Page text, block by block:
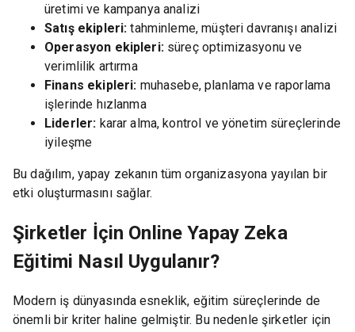
üretimi ve kampanya analizi
Satış ekipleri:tahminleme, müşteri davranışı analizi
Operasyon ekipleri:süreç optimizasyonu ve
verimlilik artırma
Finans ekipleri: muhasebe, planlama ve raporlama
işlerinde hızlanma
Liderler: karar alma, kontrol ve yönetim süreçlerinde
iyileşme
Bu dağılım, yapay zekanın tüm organizasyona yayılan bir
etki oluşturmasını sağlar.
Şirketler İçin Online Yapay Zeka
Eğitimi Nasıl Uygulanır?
Modern iş dünyasında esneklik, eğitim süreçlerinde de
önemli bir kriter haline gelmiştir. Bu nedenle şirketler için